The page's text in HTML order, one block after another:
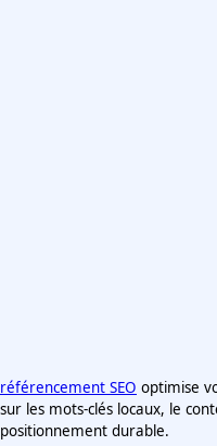
référencement SEO optimise
sur les mots-clés locaux, le
positionnement durable.